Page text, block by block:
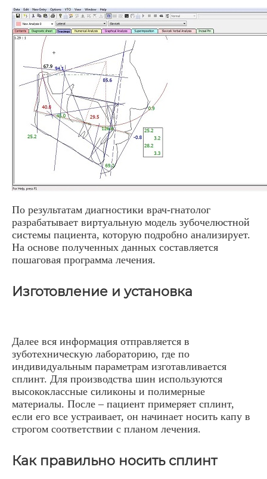
По результатам диагностики врач-гнатолог
разрабатывает виртуальную модель зубочелюстной
системы пациента, которую подробно анализирует.
На основе полученных данных составляется
пошаговая программа лечения.
Изготовление и установка
Далее вся информация отправляется в
зуботехническую лабораторию, где по
индивидуальным параметрам изготавливается
сплинт. Для производства шин используются
высококлассные силиконы и полимерные
материалы. После – пациент примеряет сплинт,
если его все устраивает, он начинает носить капу в
строгом соответствии с планом лечения.
Как правильно носить сплинт